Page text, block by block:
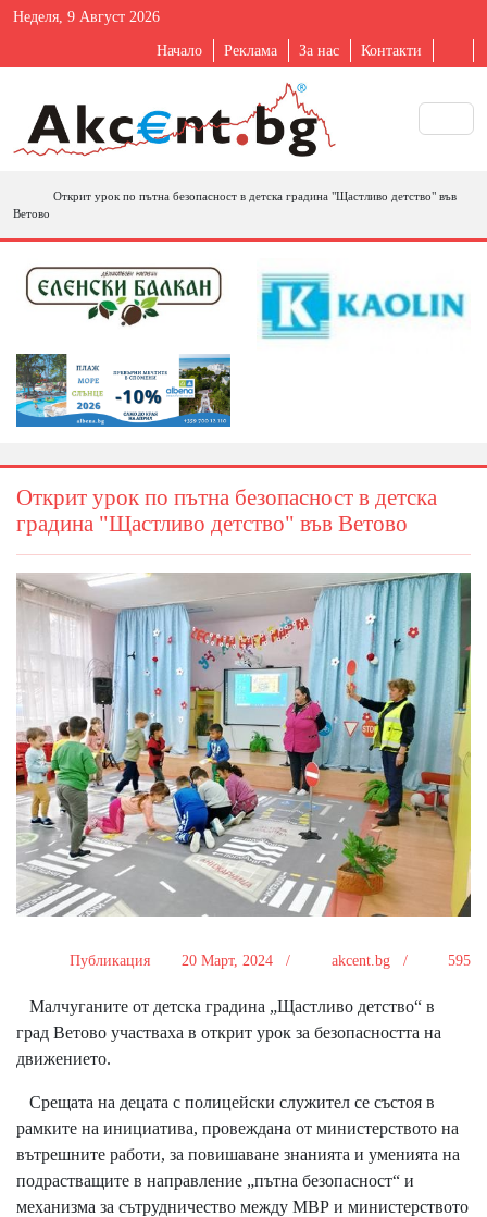
Неделя, 9 Август 2026
Начало Реклама За нас Контакти
Открит урок по пътна безопасност в детска градина "Щастливо детство" във
Ветово
Открит урок по пътна безопасност в детска
градина "Щастливо детство" във Ветово
Публикация 20 Март, 2024 / akcent.bg / 595
Малчуганите от детска градина „Щастливо детство“ в
град Ветово участваха в открит урок за безопасността на
движението.
Срещата на децата с полицейски служител се състоя в
рамките на инициатива, провеждана от министерството на
вътрешните работи, за повишаване знанията и уменията на
подрастващите в направление „пътна безопасност“ и
механизма за сътрудничество между МВР и министерството